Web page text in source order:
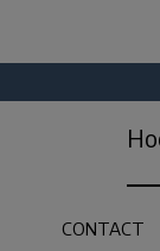
CONTACT